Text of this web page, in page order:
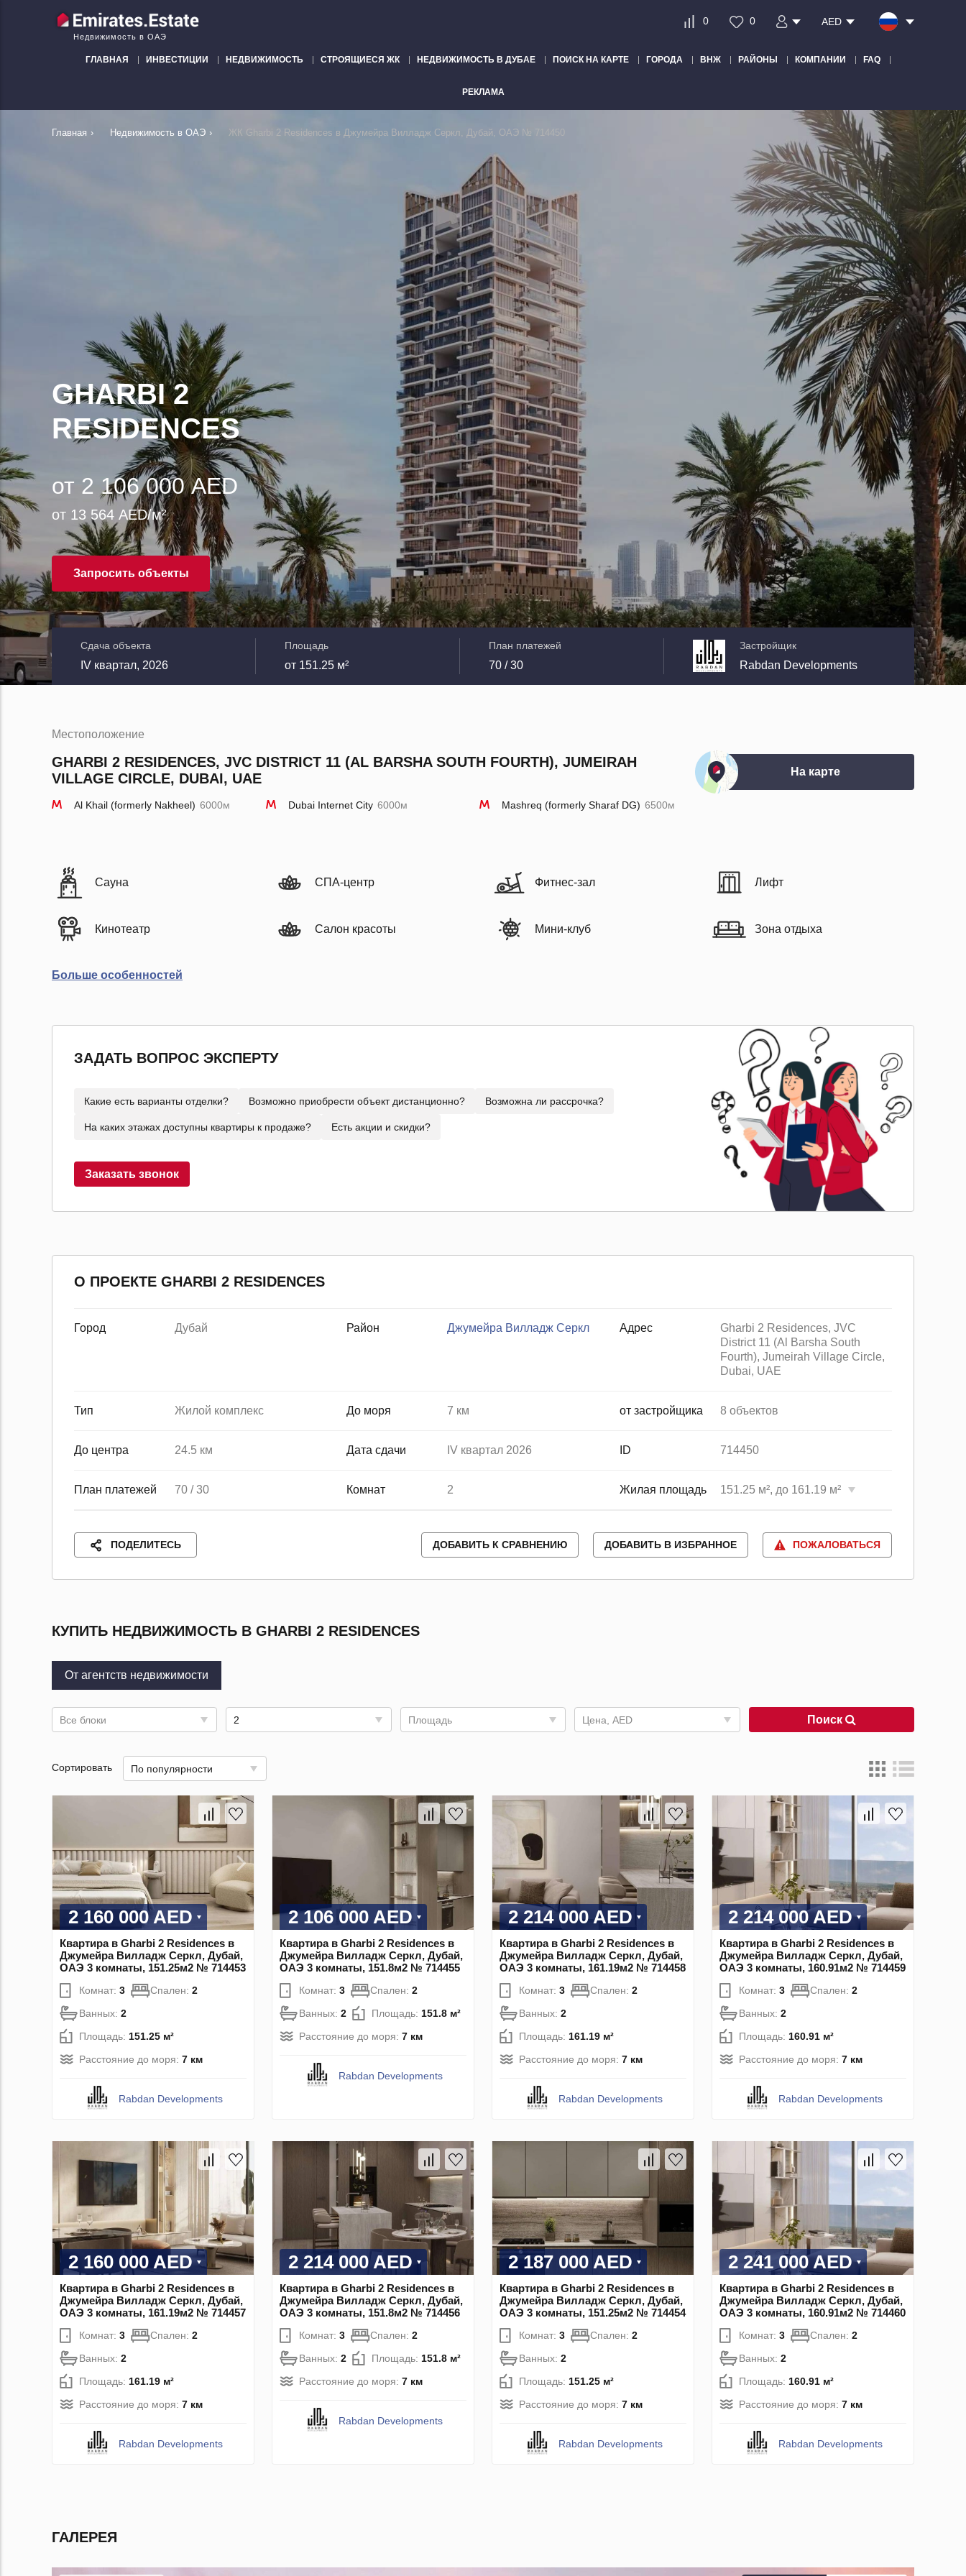
Недвижимость в ОАЭ
0 0 AED
ГЛАВНАЯ ИНВЕСТИЦИИ НЕДВИЖИМОСТЬ СТРОЯЩИЕСЯ ЖК НЕДВИЖИМОСТЬ В ДУБАЕ ПОИСК НА КАРТЕ ГОРОДА ВНЖ РАЙОНЫ КОМПАНИИ FAQ
РЕКЛАМА
Главная › Недвижимость в ОАЭ › ЖК Gharbi 2 Residences в Джумейра Вилладж Серкл, Дубай, ОАЭ № 714450
GHARBI 2
RESIDENCES
от 2 106 000 AED
от 13 564 AED/м²
Запросить объекты
Сдача объекта
IV квартал, 2026
Площадь
от 151.25 м²
План платежей
70 / 30
Застройщик
Rabdan Developments
Местоположение
GHARBI 2 RESIDENCES, JVC DISTRICT 11 (AL BARSHA SOUTH FOURTH), JUMEIRAH
VILLAGE CIRCLE, DUBAI, UAE
Al Khail (formerly Nakheel) 6000м Dubai Internet City 6000м Mashreq (formerly Sharaf DG) 6500м
На карте
Сауна СПА-центр Фитнес-зал Лифт
Кинотеатр Салон красоты Мини-клуб Зона отдыха
Больше особенностей
ЗАДАТЬ ВОПРОС ЭКСПЕРТУ
Какие есть варианты отделки? Возможно приобрести объект дистанционно? Возможна ли рассрочка?
На каких этажах доступны квартиры к продаже? Есть акции и скидки?
Заказать звонок
О ПРОЕКТЕ GHARBI 2 RESIDENCES
Город Дубай Район Джумейра Вилладж Серкл Адрес
Gharbi 2 Residences, JVC
District 11 (Al Barsha South
Fourth), Jumeirah Village Circle,
Dubai, UAE
Тип Жилой комплекс До моря 7 км от застройщика 8 объектов
До центра 24.5 км Дата сдачи IV квартал 2026 ID 714450
План платежей 70 / 30 Комнат 2 Жилая площадь 151.25 м², до 161.19 м²
ПОДЕЛИТЕСЬ ДОБАВИТЬ К СРАВНЕНИЮ ДОБАВИТЬ В ИЗБРАННОЕ ПОЖАЛОВАТЬСЯ
КУПИТЬ НЕДВИЖИМОСТЬ В GHARBI 2 RESIDENCES
От агентств недвижимости
Все блоки 2 Площадь Цена, AED Поиск
Сортировать По популярности
2 160 000 AED
Квартира в Gharbi 2 Residences в
Джумейра Вилладж Серкл, Дубай,
ОАЭ 3 комнаты, 151.25м2 № 714453
Комнат: 3 Спален: 2
Ванных: 2
Площадь: 151.25 м²
Расстояние до моря: 7 км
Rabdan Developments
2 106 000 AED
Квартира в Gharbi 2 Residences в
Джумейра Вилладж Серкл, Дубай,
ОАЭ 3 комнаты, 151.8м2 № 714455
Комнат: 3 Спален: 2
Ванных: 2 Площадь: 151.8 м²
Расстояние до моря: 7 км
Rabdan Developments
2 214 000 AED
Квартира в Gharbi 2 Residences в
Джумейра Вилладж Серкл, Дубай,
ОАЭ 3 комнаты, 161.19м2 № 714458
Комнат: 3 Спален: 2
Ванных: 2
Площадь: 161.19 м²
Расстояние до моря: 7 км
Rabdan Developments
2 214 000 AED
Квартира в Gharbi 2 Residences в
Джумейра Вилладж Серкл, Дубай,
ОАЭ 3 комнаты, 160.91м2 № 714459
Комнат: 3 Спален: 2
Ванных: 2
Площадь: 160.91 м²
Расстояние до моря: 7 км
Rabdan Developments
2 160 000 AED
Квартира в Gharbi 2 Residences в
Джумейра Вилладж Серкл, Дубай,
ОАЭ 3 комнаты, 161.19м2 № 714457
Комнат: 3 Спален: 2
Ванных: 2
Площадь: 161.19 м²
Расстояние до моря: 7 км
Rabdan Developments
2 214 000 AED
Квартира в Gharbi 2 Residences в
Джумейра Вилладж Серкл, Дубай,
ОАЭ 3 комнаты, 151.8м2 № 714456
Комнат: 3 Спален: 2
Ванных: 2 Площадь: 151.8 м²
Расстояние до моря: 7 км
Rabdan Developments
2 187 000 AED
Квартира в Gharbi 2 Residences в
Джумейра Вилладж Серкл, Дубай,
ОАЭ 3 комнаты, 151.25м2 № 714454
Комнат: 3 Спален: 2
Ванных: 2
Площадь: 151.25 м²
Расстояние до моря: 7 км
Rabdan Developments
2 241 000 AED
Квартира в Gharbi 2 Residences в
Джумейра Вилладж Серкл, Дубай,
ОАЭ 3 комнаты, 160.91м2 № 714460
Комнат: 3 Спален: 2
Ванных: 2
Площадь: 160.91 м²
Расстояние до моря: 7 км
Rabdan Developments
ГАЛЕРЕЯ